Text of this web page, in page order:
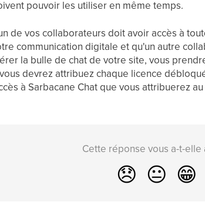
pouvoir les utiliser en même temps.
de vos collaborateurs doit avoir accès à
communication digitale et qu'un autre
la bulle de chat de votre site, vous
devrez attribuez chaque licence
à Sarbacane Chat que vous attribuerez
Cette réponse vous a-t-elle
😞 😐 😁